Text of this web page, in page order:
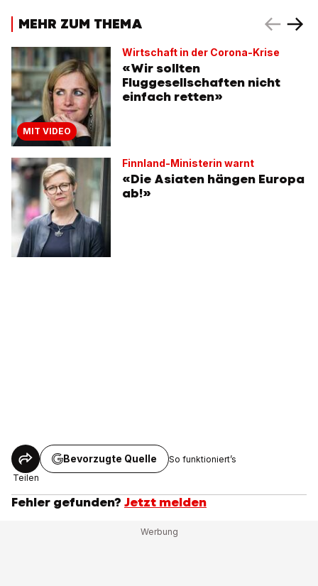
MEHR ZUM THEMA
MIT VIDEO
Wirtschaft in der Corona-Krise
«Wir sollten
Fluggesellschaften nicht
einfach retten»
Finnland-Ministerin warnt
«Die Asiaten hängen Europa
ab!»
Teilen
Bevorzugte Quelle So funktioniert’s
Fehler gefunden? Jetzt melden